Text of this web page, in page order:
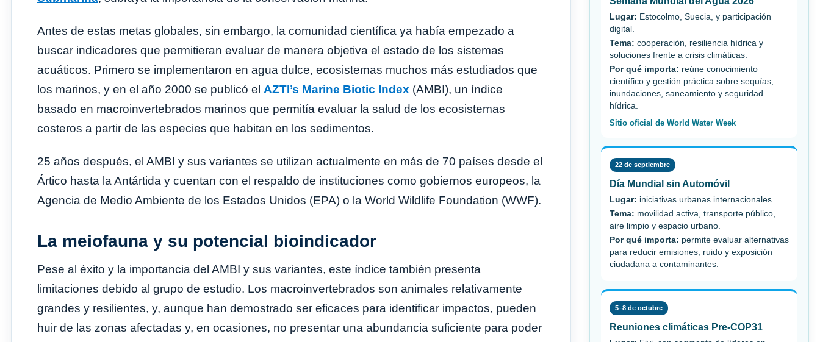
Antes de estas metas globales, sin embargo, la comunidad científica ya había empezado a
buscar indicadores que permitieran evaluar de manera objetiva el estado de los sistemas
acuáticos. Primero se implementaron en agua dulce, ecosistemas muchos más estudiados que
los marinos, y en el año 2000 se publicó el AZTI’s Marine Biotic Index (AMBI), un índice
basado en macroinvertebrados marinos que permitía evaluar la salud de los ecosistemas
costeros a partir de las especies que habitan en los sedimentos.
25 años después, el AMBI y sus variantes se utilizan actualmente en más de 70 países desde el
Ártico hasta la Antártida y cuentan con el respaldo de instituciones como gobiernos europeos, la
Agencia de Medio Ambiente de los Estados Unidos (EPA) o la World Wildlife Foundation (WWF).
La meiofauna y su potencial bioindicador
Pese al éxito y la importancia del AMBI y sus variantes, este índice también presenta
limitaciones debido al grupo de estudio. Los macroinvertebrados son animales relativamente
grandes y resilientes, y, aunque han demostrado ser eficaces para identificar impactos, pueden
huir de las zonas afectadas y, en ocasiones, no presentar una abundancia suficiente para poder
Lugar: Estocolmo, Suecia, y participación
digital.
Tema: cooperación, resiliencia hídrica y
soluciones frente a crisis climáticas.
Por qué importa: reúne conocimiento
científico y gestión práctica sobre sequías,
inundaciones, saneamiento y seguridad
hídrica.
Sitio oficial de World Water Week
22 de septiembre
Día Mundial sin Automóvil
Lugar: iniciativas urbanas internacionales.
Tema: movilidad activa, transporte público,
aire limpio y espacio urbano.
Por qué importa: permite evaluar alternativas
para reducir emisiones, ruido y exposición
ciudadana a contaminantes.
5–8 de octubre
Reuniones climáticas Pre-COP31